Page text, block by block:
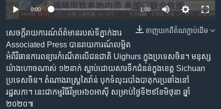
រចនា
និង​
ចូល​
កាន់​
ទំព័រ​
កម្មវិធីទាំងអស់
Khmer English
បណ្តាញ​សង្គម
ភាសា
0:00 1:00
ទាញ​យក​ពី​តំណភ្ជាប់​ដើម
សេចក្តី​រាយការណ៍​ព័ត៌មាន​របស់​ទីភ្នាក់ងារ
Associated Press បាន​រាយការណ៍​លម្អិត​
អំពី​វិធានការ​ពន្យារ​កំណើត​លើ​ជនជាតិ Uighurs ក្នុង​ប្រទេស​ចិន។ មនុស្ស​
យ៉ាង​ហោច​ណាស់ ១២​នាក់ ស្លាប់​ដោយសារ​ទឹកជំនន់​ក្នុង​ខេត្ត Sichuan
ប្រទេស​ចិន។ តំណាងរាស្ត្រ​តៃវ៉ាន់ បុក​ទំលុះ​របាំង​បាតុករ​ប្រឆាំង​នៅ​
រដ្ឋសភា។ នេះ​ជា​កម្មវិធី​វីអូអេ​៦០​អាស៊ី សម្រាប់​ថ្ងៃ​ទី​២៩​ខែ​មិថុនា ឆ្នាំ​
២០២០៕